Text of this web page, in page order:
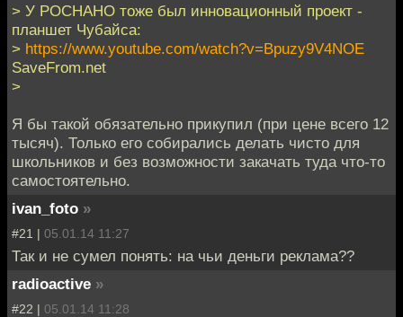
> У РОСНАНО тоже был инновационный проект -
планшет Чубайса:
> https://www.youtube.com/watch?v=Bpuzy9V4NOE
SaveFrom.net
>
Я бы такой обязательно прикупил (при цене всего 12
тысяч). Только его собирались делать чисто для
школьников и без возможности закачать туда что-то
самостоятельно.
ivan_foto »
#21 | 05.01.14 11:27
Так и не сумел понять: на чьи деньги реклама??
radioactive »
#22 | 05.01.14 11:28